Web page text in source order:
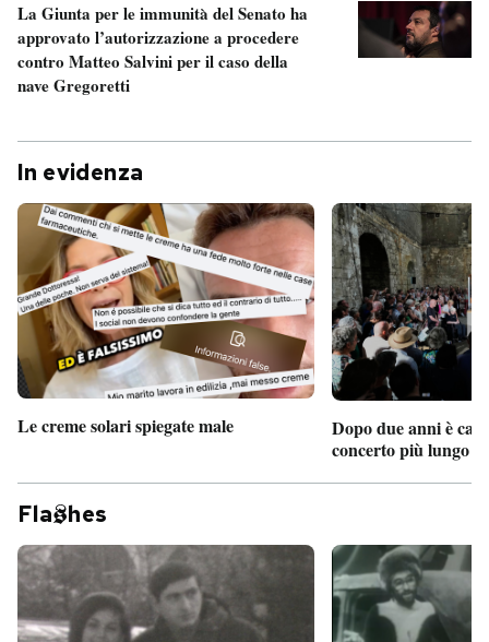
La Giunta per le immunità del Senato ha
approvato l’autorizzazione a procedere
contro Matteo Salvini per il caso della
nave Gregoretti
In evidenza
Le creme solari spiegate male
Dopo due anni è
concerto più lungo
Fla hes